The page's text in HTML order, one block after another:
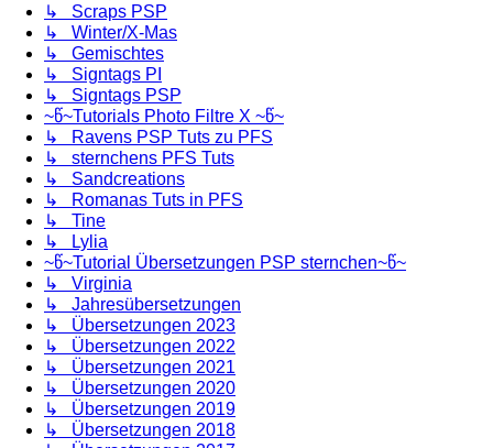
↳ Scraps PSP
↳ Winter/X-Mas
↳ Gemischtes
↳ Signtags PI
↳ Signtags PSP
~წ~Tutorials Photo Filtre X ~წ~
↳ Ravens PSP Tuts zu PFS
↳ sternchens PFS Tuts
↳ Sandcreations
↳ Romanas Tuts in PFS
↳ Tine
↳ Lylia
~წ~Tutorial Übersetzungen PSP sternchen~წ~
↳ Virginia
↳ Jahresübersetzungen
↳ Übersetzungen 2023
↳ Übersetzungen 2022
↳ Übersetzungen 2021
↳ Übersetzungen 2020
↳ Übersetzungen 2019
↳ Übersetzungen 2018